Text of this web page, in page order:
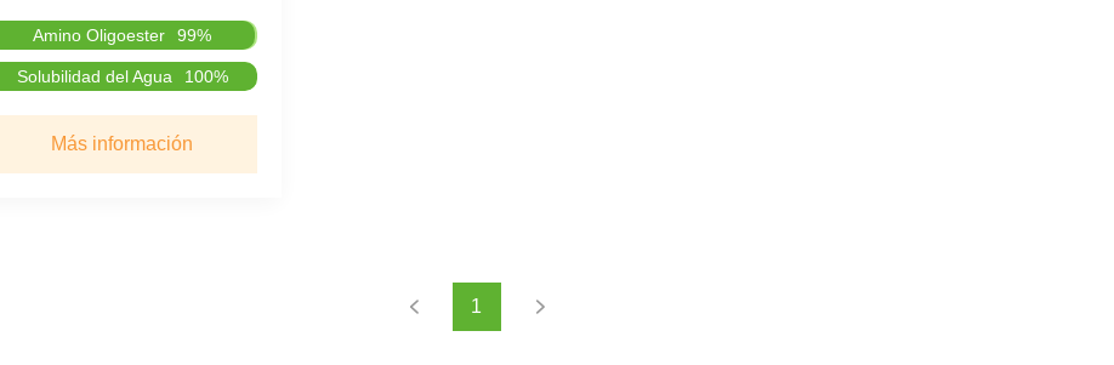
Amino Oligoester 99%
Solubilidad del Agua 100%
Más información
1